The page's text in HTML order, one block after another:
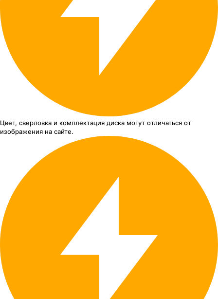
Цвет, сверловка и комплектация диска могут отличаться от
изображения на сайте.